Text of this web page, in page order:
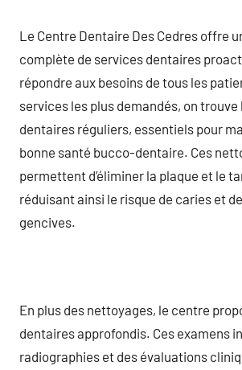
Le Centre Dentaire Des Cedres offre
complète de services dentaires
répondre aux besoins de tous les
services les plus demandés, on
dentaires réguliers, essentiels pour
bonne santé bucco-dentaire. Ces
permettent d’éliminer la plaque et le
réduisant ainsi le risque de caries et
gencives.
En plus des nettoyages, le centre
dentaires approfondis. Ces examens
radiographies et des évaluations